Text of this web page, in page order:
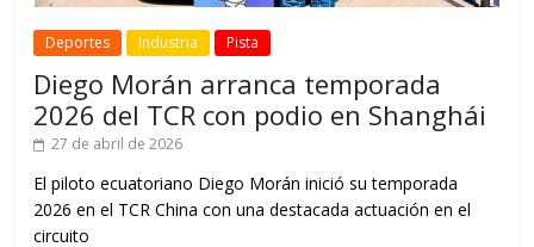
Deportes Industria Pista
Diego Morán arranca temporada
2026 del TCR con podio en Shanghái
27 de abril de 2026
El piloto ecuatoriano Diego Morán inició su temporada
2026 en el TCR China con una destacada actuación en el
circuito